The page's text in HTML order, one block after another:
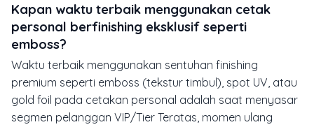
Kapan waktu terbaik menggunakan cetak
personal berfinishing eksklusif seperti
emboss?
Waktu terbaik menggunakan sentuhan finishing
premium seperti emboss (tekstur timbul), spot UV, atau
gold foil pada cetakan personal adalah saat menyasar
segmen pelanggan VIP/Tier Teratas, momen ulang